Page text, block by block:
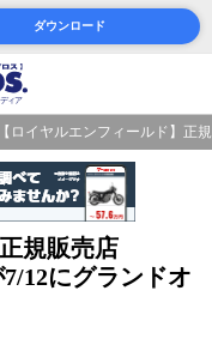
ダウンロード
【ロイヤルエンフィールド】正
規販売店
12にグランドオ